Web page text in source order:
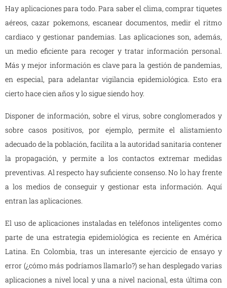
Hay aplicaciones para todo. Para saber el clima, comprar tiquetes
aéreos, cazar pokemons, escanear documentos, medir el ritmo
cardiaco y gestionar pandemias. Las aplicaciones son, además,
un medio eficiente para recoger y tratar información personal.
Más y mejor información es clave para la gestión de pandemias,
en especial, para adelantar vigilancia epidemiológica. Esto era
cierto hace cien años y lo sigue siendo hoy.
Disponer de información, sobre el virus, sobre conglomerados y
sobre casos positivos, por ejemplo, permite el alistamiento
adecuado de la población, facilita a la autoridad sanitaria contener
la propagación, y permite a los contactos extremar medidas
preventivas. Al respecto hay suficiente consenso. No lo hay frente
a los medios de conseguir y gestionar esta información. Aquí
entran las aplicaciones.
El uso de aplicaciones instaladas en teléfonos inteligentes como
parte de una estrategia epidemiológica es reciente en América
Latina. En Colombia, tras un interesante ejercicio de ensayo y
error (¿cómo más podríamos llamarlo?) se han desplegado varias
aplicaciones a nivel local y una a nivel nacional, esta última con